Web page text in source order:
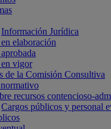
Información Jurídica
elaboración
vigor
de la Comisión Consultiva
recursos contencioso-
Cargos públicos y personal